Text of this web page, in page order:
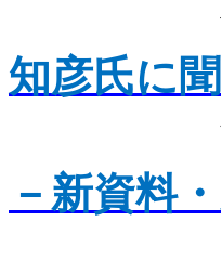
今西
知彦氏に聞
－新資料